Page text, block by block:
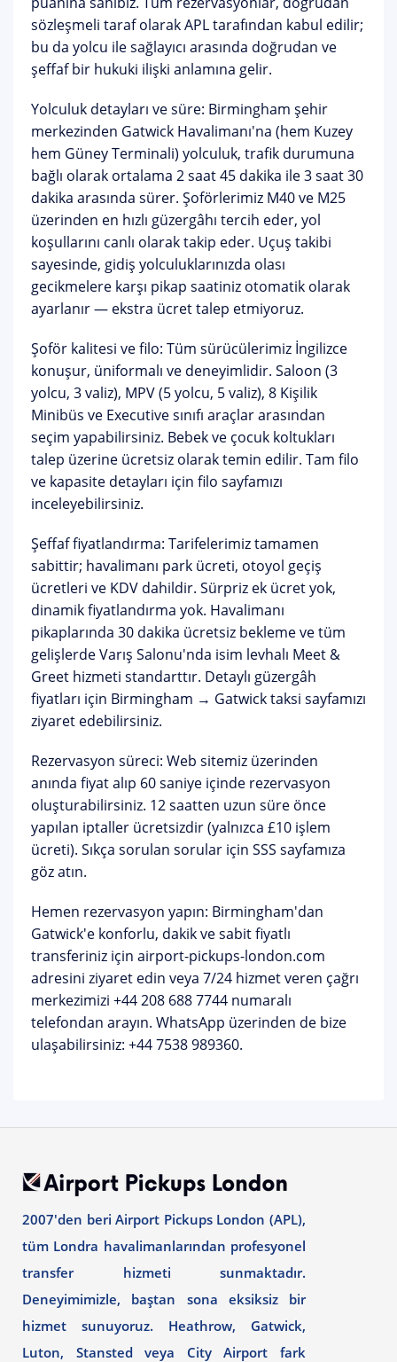
sözleşmeli taraf olarak APL tarafından kabul edilir;
bu da yolcu ile sağlayıcı arasında doğrudan ve
şeffaf bir hukuki ilişki anlamına gelir.
Yolculuk detayları ve süre: Birmingham şehir
merkezinden Gatwick Havalimanı'na (hem Kuzey
hem Güney Terminali) yolculuk, trafik durumuna
bağlı olarak ortalama 2 saat 45 dakika ile 3 saat 30
dakika arasında sürer. Şoförlerimiz M40 ve M25
üzerinden en hızlı güzergâhı tercih eder, yol
koşullarını canlı olarak takip eder. Uçuş takibi
sayesinde, gidiş yolculuklarınızda olası
gecikmelere karşı pikap saatiniz otomatik olarak
ayarlanır — ekstra ücret talep etmiyoruz.
Şoför kalitesi ve filo: Tüm sürücülerimiz İngilizce
konuşur, üniformalı ve deneyimlidir. Saloon (3
yolcu, 3 valiz), MPV (5 yolcu, 5 valiz), 8 Kişilik
Minibüs ve Executive sınıfı araçlararasından
seçim yapabilirsiniz. Bebek ve çocuk koltukları
talep üzerine ücretsiz olarak temin edilir. Tam filo
ve kapasite detayları için filo sayfamızı
inceleyebilirsiniz.
Şeffaf fiyatlandırma: Tarifelerimiz tamamen
sabittir; havalimanı park ücreti, otoyol geçiş
ücretleri ve KDV dahildir. Sürpriz ek ücret yok,
dinamik fiyatlandırma yok. Havalimanı
pikaplarında 30 dakika ücretsiz beklemeve tüm
gelişlerde Varış Salonu'nda isim levhalı Meet &
Greet hizmeti standarttır. Detaylı güzergâh
fiyatları için Birmingham → Gatwick taksi sayfamızı
ziyaret edebilirsiniz.
Rezervasyon süreci: Web sitemiz üzerinden
anında fiyat alıp 60 saniye içinde rezervasyon
oluşturabilirsiniz. 12 saatten uzun süre önce
yapılan iptaller ücretsizdir (yalnızca £10 işlem
ücreti). Sıkça sorulan sorular için SSS sayfamıza
göz atın.
Hemen rezervasyon yapın: Birmingham'dan
Gatwick'e konforlu, dakik ve sabit fiyatlı
transferiniz için airport-pickups-london.com
adresini ziyaret edin veya 7/24 hizmet veren çağrı
merkezimizi +44 208 688 7744 numaralı
telefondan arayın. WhatsApp üzerinden de bize
ulaşabilirsiniz: +44 7538 989360.
2007'den beri Airport Pickups London (APL),
tüm Londra havalimanlarından profesyonel
transfer hizmeti sunmaktadır.
Deneyimimizle, baştan sona eksiksiz bir
hizmet sunuyoruz. Heathrow, Gatwick,
Luton, Stansted veya City Airport fark